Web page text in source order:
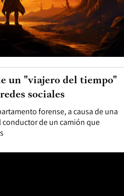
forense, a causa de una
de un camión que
un "viajero del tiempo"
sociales